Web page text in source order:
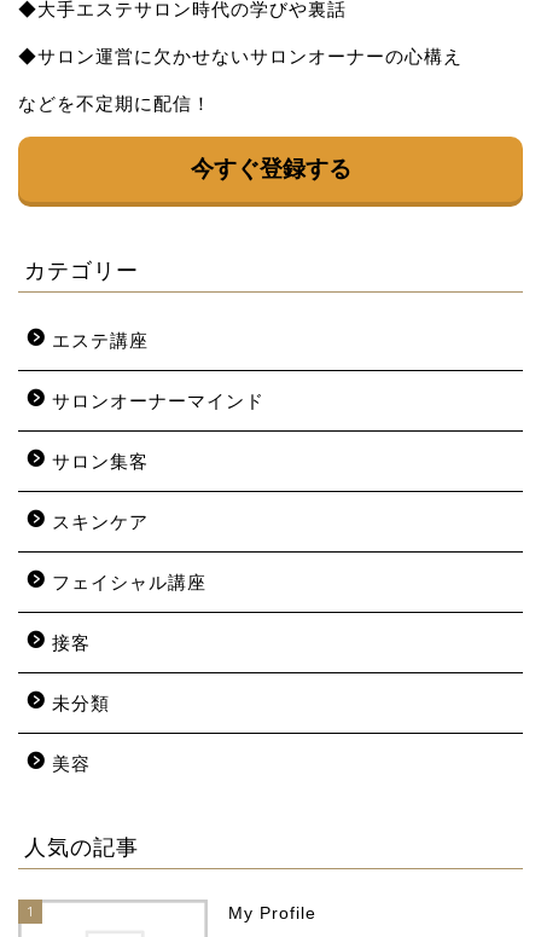
◆大手エステサロン時代の学びや裏話
◆サロン運営に欠かせないサロンオーナーの心構え
などを不定期に配信！
今すぐ登録する
カテゴリー
エステ講座
サロンオーナーマインド
サロン集客
スキンケア
フェイシャル講座
接客
未分類
美容
人気の記事
1 My Profile